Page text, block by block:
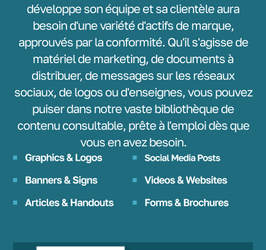
développe son équipe et sa clientèle aura
besoin d'une variété d'actifs de marque,
approuvés par la conformité. Qu'il s'agisse de
matériel de marketing, de documents à
distribuer, de messages sur les réseaux
sociaux, de logos ou d'enseignes, vous pouvez
puiser dans notre vaste bibliothèque de
contenu consultable, prête à l'emploi dès que
vous en avez besoin.